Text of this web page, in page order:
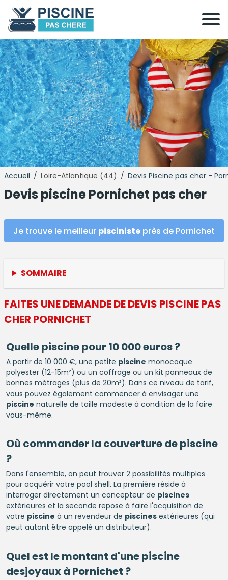
Accueil / Loire-Atlantique (44) / Devis Piscine pas cher -
Devis piscinePornichet pas cher
Je trouve le meilleur pisciniste près de Pornichet
SOMMAIRE
FAITES UNE DEMANDE DE DEVIS PISCINEPAS
CHER PORNICHET
Quellepiscinepour 10 000 euros ?
A partir de 10 000 €, une petite piscine monocoque
polyester (12-15m²) ou un coffrage ou un kit panneaux de
bonnes métrages (plus de 20m²). Dans ce niveau de tarif,
vous pouvez également commencer à envisager une
piscine naturelle de taille modeste à condition de la faire
vous-même.
Où commander la couverture depiscine
?
Dans l'ensemble, on peut trouver 2 possibilités multiples
pour acquérir votre pool shell. La première réside à
interroger directement un concepteur de piscines
extérieures et la seconde repose à faire l'acquisition de
votre piscine à un revendeur de piscinesextérieures (qui
peut autant être appelé un distributeur).
Quel est le montant d'unepiscine
desjoyaux à Pornichet ?